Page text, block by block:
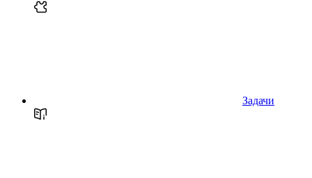
Задачи